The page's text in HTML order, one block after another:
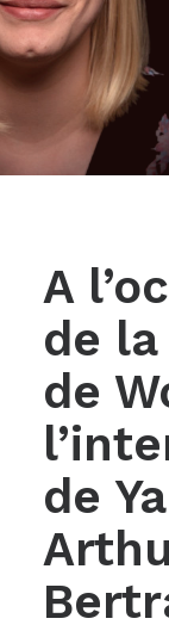
Recherche
A
de
de
de